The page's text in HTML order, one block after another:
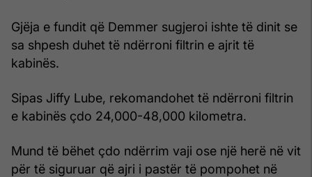
Gjëja e fundit që Demmer sugjeroi ishte të dinit se
sa shpesh duhet të ndërroni filtrin e ajrit të
kabinës.
Sipas Jiffy Lube, rekomandohet të ndërroni filtrin
e kabinës çdo 24,000-48,000 kilometra.
Mund të bëhet çdo ndërrim vaji ose një herë në vit
për të siguruar që ajri i pastër të pompohet në